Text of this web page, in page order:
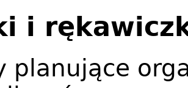
i
planujące